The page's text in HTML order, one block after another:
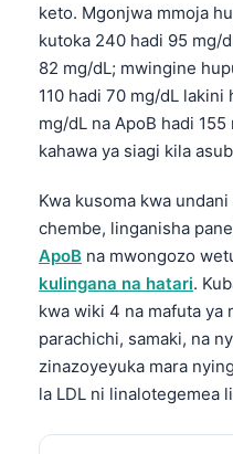
keto. Mgonjwa mmoja
kutoka 240 hadi 95 mg/
82 mg/dL; mwingine
110 hadi 70 mg/dL lakini
mg/dL na ApoB hadi
kahawa ya siagi kila
Kwa kusoma kwa
chembe, linganisha
ApoB na mwongozo
kulingana na hatari.
kwa wiki 4 na mafuta ya
parachichi, samaki, na
zinazoyeyuka mara
la LDL ni linalotegemea